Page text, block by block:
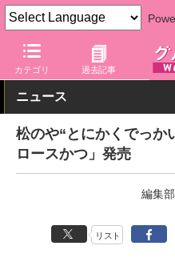
カテゴリ 過去記事
グルメ Watch 店舗 丼もの
ニュース
松のや“とにかくでっか
ロースかつ」発売
編集
リスト